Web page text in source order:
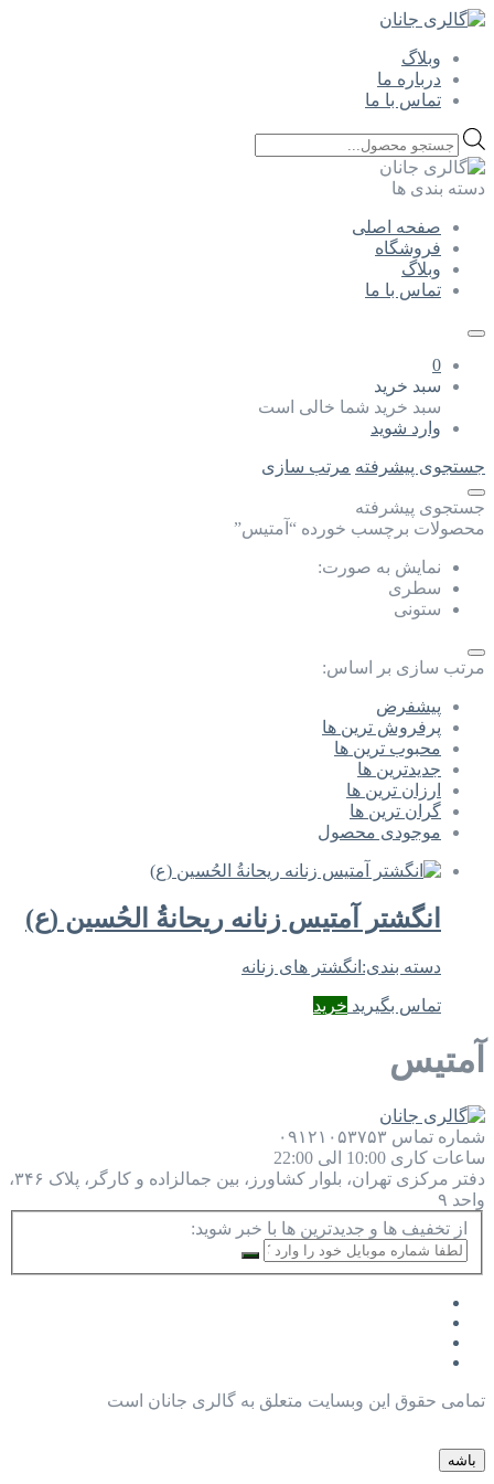
وبلاگ
درباره ما
تماس با ما
Products
search
دسته بندی ها
صفحه اصلی
فروشگاه
وبلاگ
تماس با ما
0
سبد خرید
سبد خرید شما خالی است
وارد شوید
جستجوی پیشرفته مرتب سازی
جستجوی پیشرفته
محصولات برچسب خورده “آمتیس”
نمایش به صورت:
سطری
ستونی
مرتب سازی بر اساس:
پیشفرض
پرفروش ترین ها
محبوب ترین ها
جدیدترین ها
ارزان ترین ها
گران ترین ها
موجودی محصول
انگشتر آمتیس زنانه ریحانةُ الحُسين (ع)
دسته بندی: انگشتر های زنانه
تماس بگیرید خرید
آمتیس
شماره تماس ۰۹۱۲۱۰۵۳۷۵۳
ساعات کاری 10:00 الی 22:00
دفتر مرکزی
تهران، بلوار کشاورز، بین جمالزاده و کارگر، پلاک ۳۴۶،
واحد ۹
از تخفیف ها و جدیدترین ها با خبر شوید:
تمامی حقوق این وبسایت متعلق به گالری جانان است
باشه